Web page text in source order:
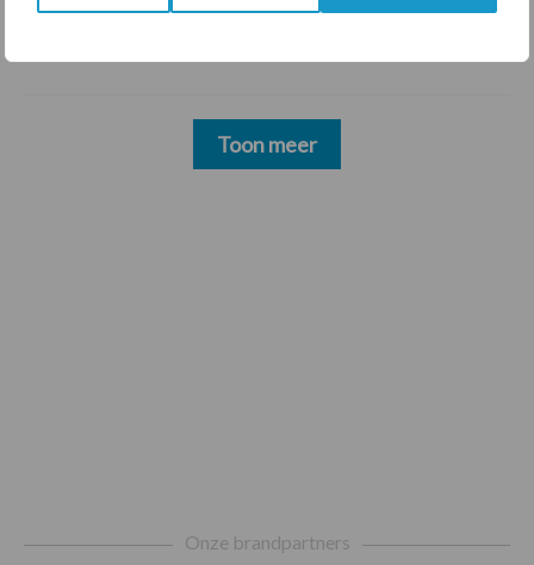
hygieneoplossingen is in Polen
Toon meer
Onze brandpartners